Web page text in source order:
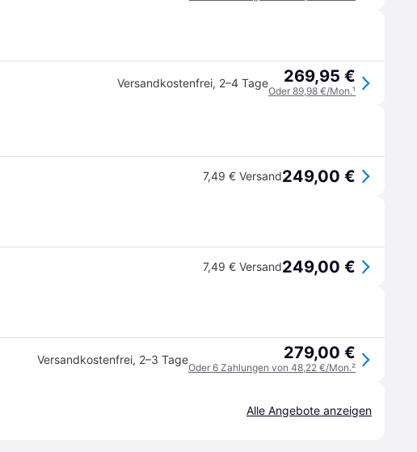
Versandkostenfrei, 2–4 Tage 269,95 €
Oder 89,98 €/Mon.¹
7,49 € Versand249,00 €
7,49 € Versand249,00 €
Versandkostenfrei, 2–3 Tage 279,00 €
Oder 6 Zahlungen von 48,22 €/Mon.²
Alle Angebote anzeigen